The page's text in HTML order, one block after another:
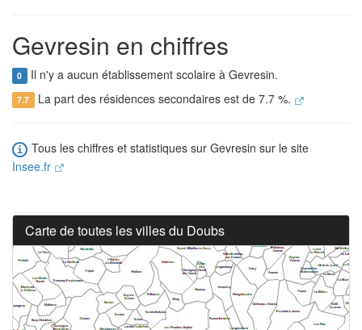
Gevresin en chiffres
0 Il n'y a aucun établissement scolaire à Gevresin.
7.7 La part des résidences secondaires est de 7.7 %.
Tous les chiffres et statistiques sur Gevresin sur le site
Insee.fr
Carte de toutes les villes du Doubs